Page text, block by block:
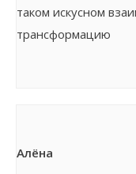
таком искусном
трансформацию
Алёна